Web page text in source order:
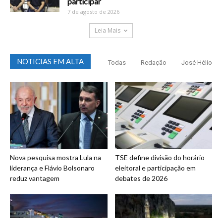
7 de agosto de 2026
Leia Mais
NOTICIAS EM ALTA Todas Redação José Hélio
Nova pesquisa mostra Lula na
liderança e Flávio Bolsonaro
reduz vantagem
TSE define divisão do horário
eleitoral e participação em
debates de 2026